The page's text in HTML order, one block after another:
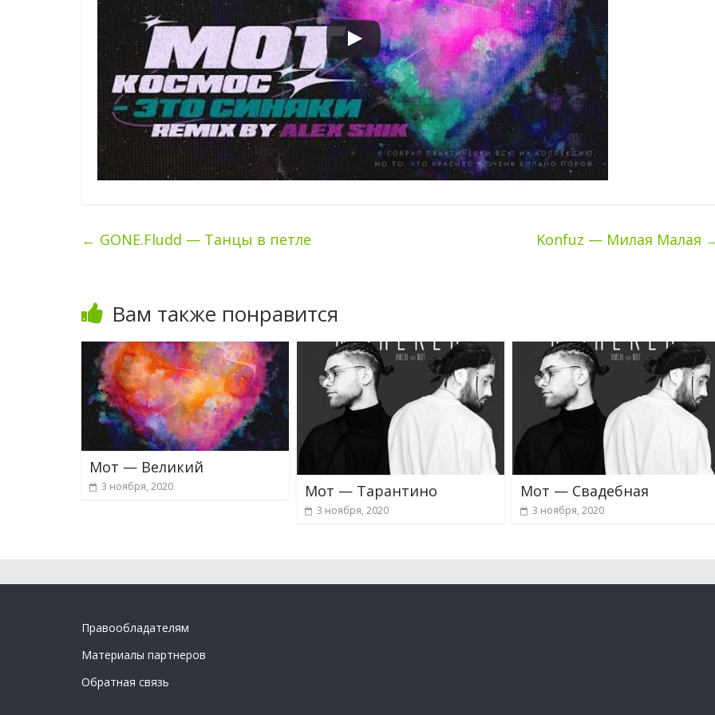
← GONE.Fludd — Танцы в петле Konfuz — Милая Малая
Вам также понравится
Мот — Великий
3 ноября, 2020 Мот — Тарантино
3 ноября, 2020
Мот — Свадебная
3 ноября, 2020
Правообладателям
Материалы партнеров
Обратная связь